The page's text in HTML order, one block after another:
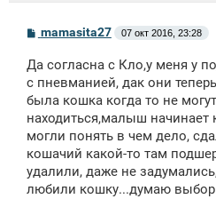
С
о
б
щ
н
и
mamasita27 07 окт 2016, 23:28
Да согласна с Кло,у меня у
с пневманией, дак они
была кошка когда то не
находиться,малыш начинает
могли понять в чем дело,
кошачий какой-то там
удалили, даже не
любили кошку...думаю выбор